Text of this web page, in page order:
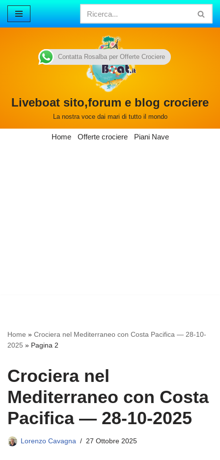
Vai
Liveboat sito,forum e blog crociere
La nostra voce dai mari di tutto il mondo
Home Offerte crociere Piani Nave
Home » Crociera nel Mediterraneo con Costa Pacifica — 28-10-
2025 » Pagina 2
Crociera nel
Mediterraneo con Costa
Pacifica — 28-10-2025
Lorenzo Cavagna 27 Ottobre 2025
Contatta Rosalba per Offerte Crociere